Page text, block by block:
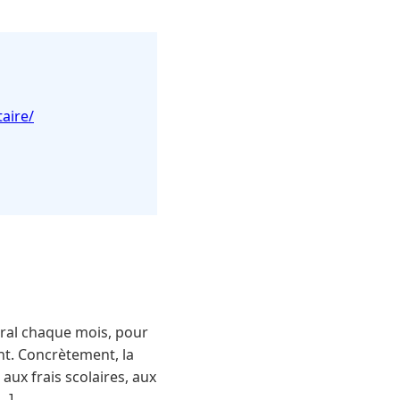
chaque mois, pour
Concrètement, la
frais scolaires, aux